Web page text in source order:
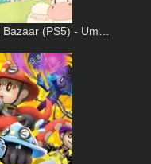
(PS5) - Um…